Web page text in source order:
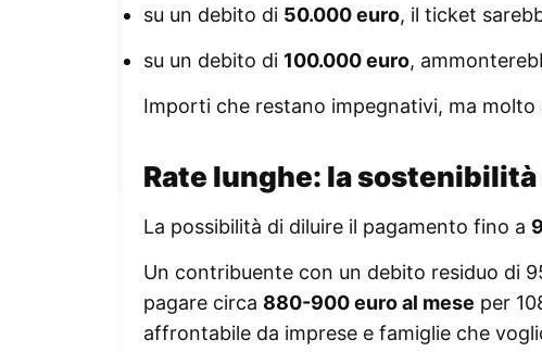
su un debito di 50.000 euro, il ticket
su un debito di 100.000 euro,
Importi che restano impegnativi, ma
Rate lunghe: la
La possibilità di diluire il pagamento fino a
Un contribuente con un debito residuo di
pagare circa 880-900 euro al mese per
affrontabile da imprese e famiglie che